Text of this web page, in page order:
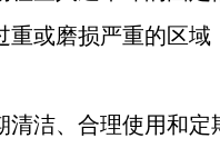
重或磨损严重的区
清洁、合理使用和